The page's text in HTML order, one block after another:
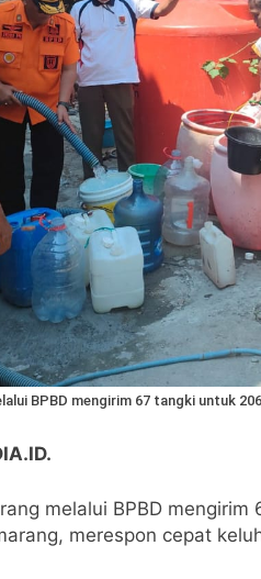
BPBD mengirim 67 tangki untuk
melalui BPBD
merespon cepat